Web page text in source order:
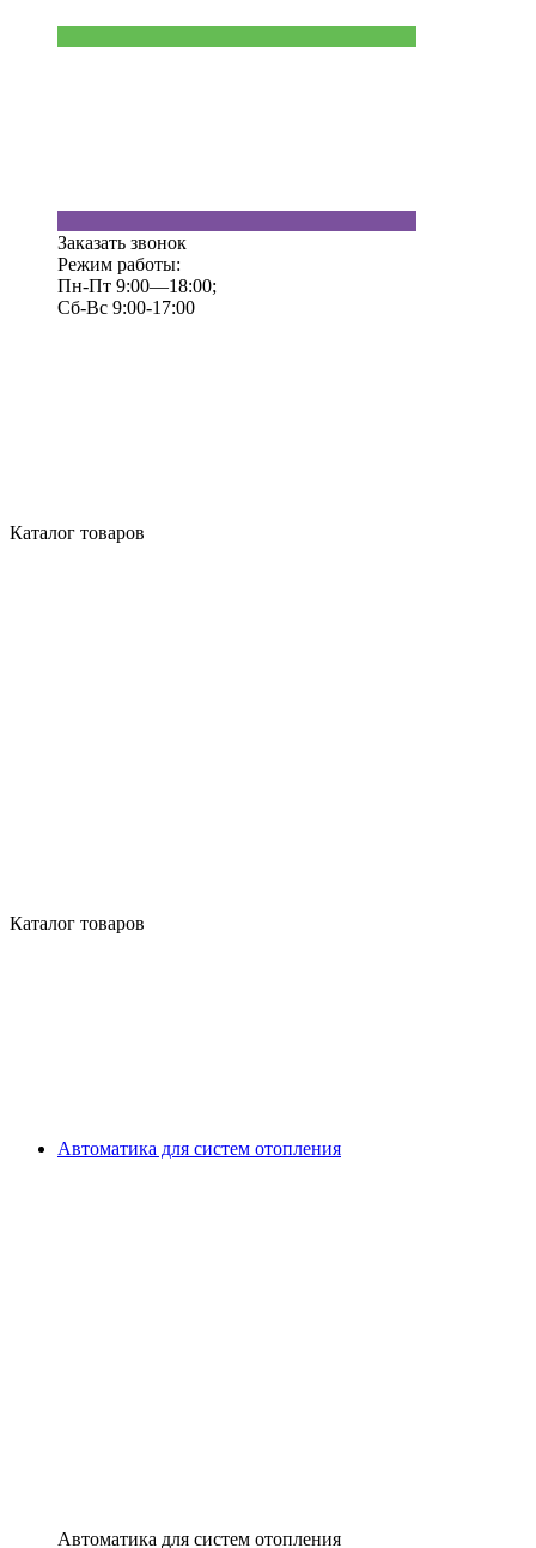
Заказать звонок
Режим работы:
Пн-Пт 9:00—18:00;
Сб-Вс 9:00-17:00
Каталог товаров
Каталог товаров
Автоматика для систем отопления
Автоматика для систем отопления